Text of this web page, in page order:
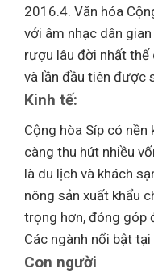
2016.4. Văn hóa
với âm nhạc dân
rượu lâu đời nhất
và lần đầu tiên được
Kinh tế:
Cộng hòa Síp có
càng thu hút nhiều
là du lịch và khách
nông sản xuất khẩu
trọng hơn, đóng góp
Các ngành nổi bật
Con người